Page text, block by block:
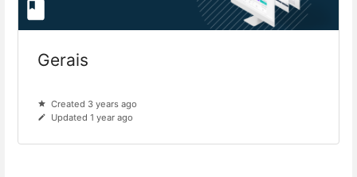
Gerais
Created 3 years ago
Updated 1 year ago